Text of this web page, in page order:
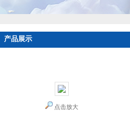
产品展示
点击放大